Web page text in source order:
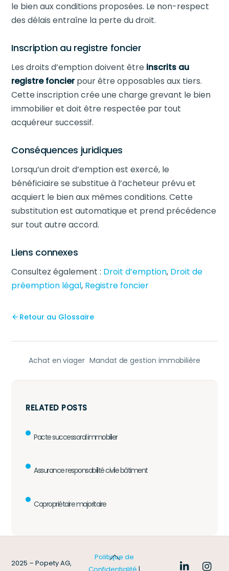
le bien aux conditions proposées. Le non-respect
des délais entraîne la perte du droit.
Inscription au registre foncier
Les droits d’emption doivent être inscrits au
registre foncierpour être opposables aux tiers.
Cette inscription crée une charge grevant le bien
immobilier et doit être respectée par tout
acquéreur successif.
Conséquences juridiques
Lorsqu’un droit d’emption est exercé, le
bénéficiaire se substitue à l’acheteur prévu et
acquiert le bien aux mêmes conditions. Cette
substitution est automatique et prend précédence
sur tout autre accord.
Liens connexes
Consultez également : Droit d’emption, Droit de
préemption légal, Registre foncier
Retour au Glossaire
Achat en viager Mandat de gestion immobilière
RELATED POSTS
Pacte successoral immobilier
Assurance responsabilité civile bâtiment
Copropriétaire majoritaire
Back
To
2025 – Popety AG,
Politique de